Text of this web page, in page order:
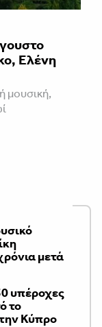
Ελένη
μουσική,
μετά
υπέροχες
το
Κύπρο